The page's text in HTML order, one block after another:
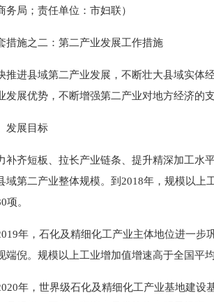
务局；责任单位：市妇联）
施之二：第二产业发展工作措施
县域第二产业发展，不断壮大县域实体经
发展优势，不断增强第二产业对地方经济的
展目标
短板、拉长产业链条、提升精深加工水平
域第二产业整体规模。到2018年，规模以
项。
年，石化及精细化工产业主体地位进一步
端倪。规模以上工业增加值增速高于全国平
年，世界级石化及精细化工产业基地建设